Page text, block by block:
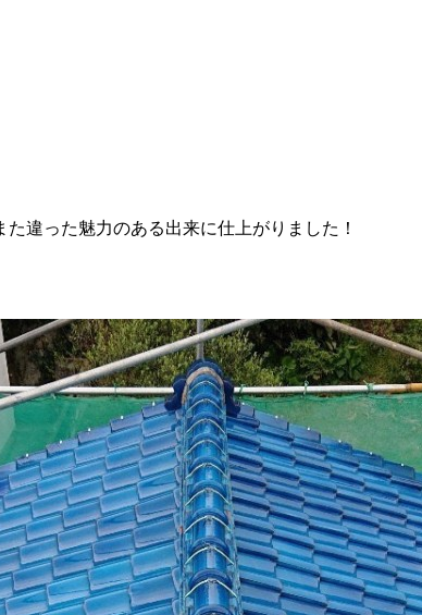
違った魅力のある出来に仕上がりました！